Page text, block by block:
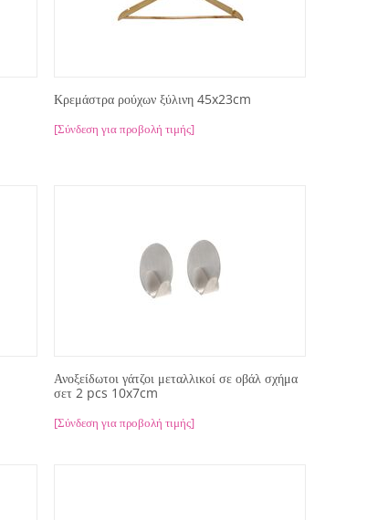
Κρεμάστρα ρούχων ξύλινη 45x23cm
[Σύνδεση για προβολή τιμής]
Ανοξείδωτοι γάτζοι μεταλλικοί σε οβάλ σχήμα
σετ 2 pcs 10x7cm
[Σύνδεση για προβολή τιμής]